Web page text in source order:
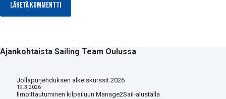
Lähetä kommentti
Ajankohtaista Sailing Team Oulussa
Jollapurjehduksen alkeiskurssit 2026
19.3.2026
Ilmoittautuminen kilpailuun Manage2Sail-alustalla